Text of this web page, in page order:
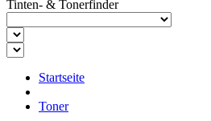
Tinten- & Tonerfinder
Startseite
Toner